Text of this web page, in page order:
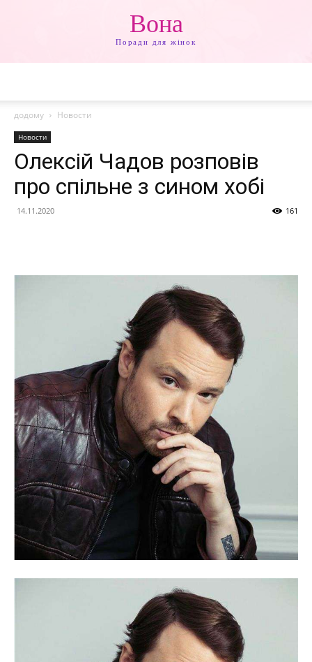
Вона
Поради для жінок
додому Новости
Новости
Олексій Чадов розповів
про спільне з сином хобі
14.11.2020 161